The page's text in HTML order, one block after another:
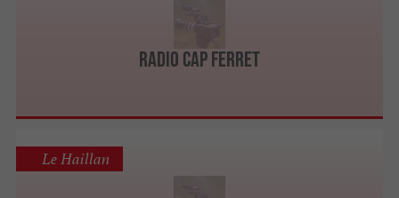
Radio Cap Ferret
Le Haillan